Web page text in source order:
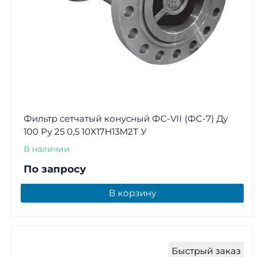
Фильтр сетчатый конусный ФС-VII (ФС-7) Ду
100 Ру 25 0,5 10Х17Н13М2Т У
В наличии
По запросу
В корзину
Быстрый заказ